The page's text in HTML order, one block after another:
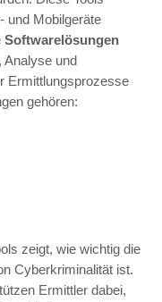
und Mobilgeräte
Softwarelösungen
Analyse und
Ermittlungsprozesse
gehören:
zeigt, wie wichtig die
Cyberkriminalität ist.
Ermittler dabei,